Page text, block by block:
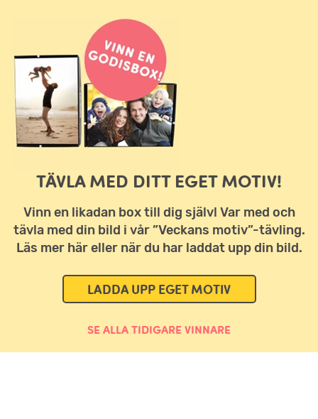
TÄVLA MED DITT EGET MOTIV!
Vinn en likadan box till dig själv! Var med och
tävla med din bild i vår ”Veckans motiv”-tävling.
Läs mer här eller när du har laddat upp din bild.
LADDA UPP EGET MOTIV
SE ALLA TIDIGARE VINNARE